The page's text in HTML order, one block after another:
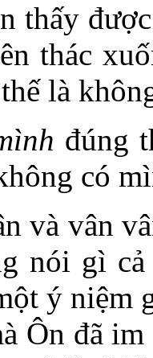
thấy
thác
là
đúng
có
và vân
nói gì cả
ý niệm
Ôn đã